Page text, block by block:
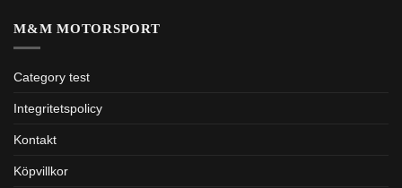
M&M MOTORSPORT
Category test
Integritetspolicy
Kontakt
Köpvillkor